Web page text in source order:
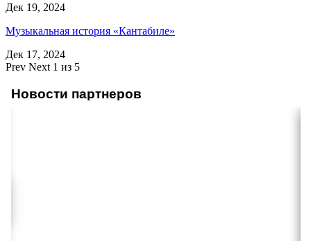
Дек 19, 2024
Музыкальная история «Кантабиле»
Дек 17, 2024
Prev Next 1 из 5
Новости партнеров